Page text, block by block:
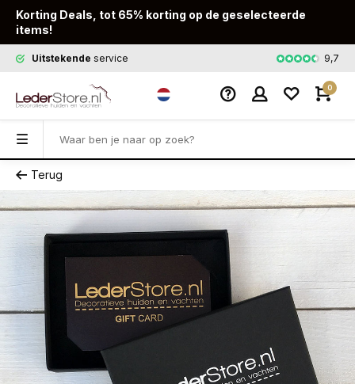
Korting Deals, tot 65% korting op de geselecteerde
items!
Uitstekende service Snelle9,7
0
Terug